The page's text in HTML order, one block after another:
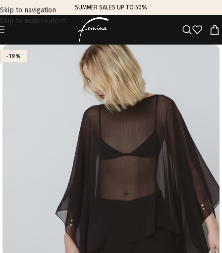
Skip to navigation
Skip to main content
SUMMER SALES UP TO 50%
-19%